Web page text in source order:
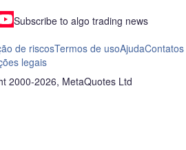
area are possible. 📈
44435 Strategy: Wait for
Subscribe to algo trading news
de riscosTermos de usoAjudaContatos
legais
2000-2026, MetaQuotes Ltd